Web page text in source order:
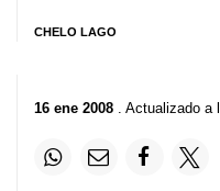
CHELO LAGO
16 ene 2008 . Actualizado a